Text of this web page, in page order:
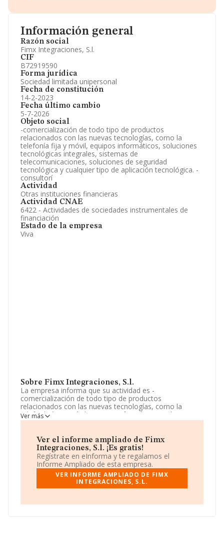
Información general
Razón social
Fimx Integraciones, S.l.
CIF
B72919590
Forma jurídica
Sociedad limitada unipersonal
Fecha de constitución
14-2-2023
Fecha último cambio
5-7-2026
Objeto social
-comercialización de todo tipo de productos
relacionados con las nuevas tecnologías, corno la
telefonía fija y móvil, equipos informáticos, soluciones
tecnológicas integrales, sistemas de
telecomunicaciones, soluciones de seguridad
tecnológica y cualquier tipo de aplicación tecnológica. -
consultorí
Actividad
Otras instituciones financieras
Actividad CNAE
6422 - Actividades de sociedades instrumentales de
financiación
Estado de la empresa
Viva
Sobre Fimx Integraciones, S.l.
La empresa informa que su actividad es -
comercialización de todo tipo de productos
relacionados con las nuevas tecnologías, corno la
telefonía fija y móvil, equipos informáticos, soluciones
tecnológicas integrales, sistemas de
tecnológica y cualquier tipo de aplicación tecnológica. -
consultorí. La empresa está registrada como Sociedad
Limitada. Su actividad CNAE es '%cnae%' con código
6422. No realiza actividad de importación y/o
exportación.
La plantilla se ha mantenido igual y atendiendo a los
empleados de la compañía ha estado por debajo de la
Ver más
Ver el informe ampliado de Fimx
Integraciones, S.l. ¡Es gratis!
Regístrate en eInforma y te regalamos el
Informe Ampliado de esta empresa.
VER INFORME AMPLIADO DE FIMX
INTEGRACIONES, S.L.
Información oficial y registral complementaria.